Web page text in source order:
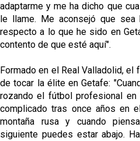
adaptarme y me ha dicho que
le llame. Me aconsejó que
respecto a lo que he sido en
contento de que esté aquí".
Formado en el Real Valladolid,
de tocar la élite en Getafe:
rozando el fútbol profesional en
complicado tras once años en
montaña rusa y cuando
siguiente puedes estar abajo.